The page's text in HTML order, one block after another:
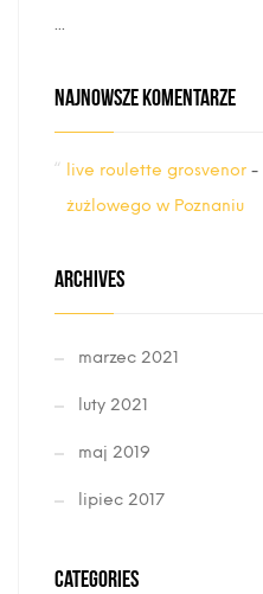
...
NAJNOWSZE KOMENTARZE
live roulette grosvenor -
żużlowego w Poznaniu
ARCHIVES
marzec 2021
luty 2021
maj 2019
lipiec 2017
CATEGORIES